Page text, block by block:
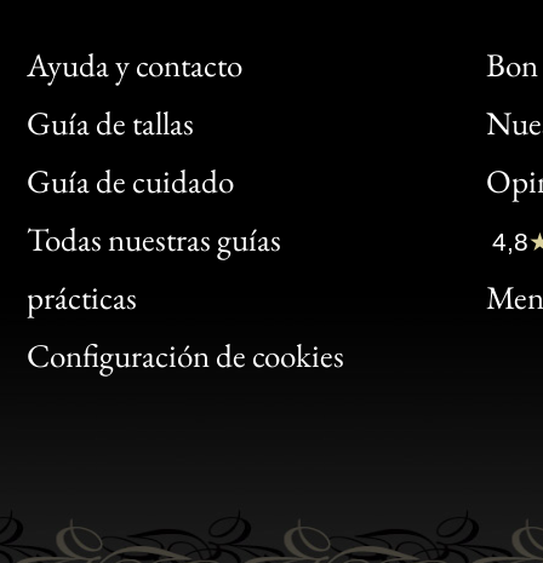
Ayuda y contacto
Guía de tallas
Guía de cuidado
Todas nuestras guías
prácticas
Configuración de cookies
Bon
Clic
Bon
4,8